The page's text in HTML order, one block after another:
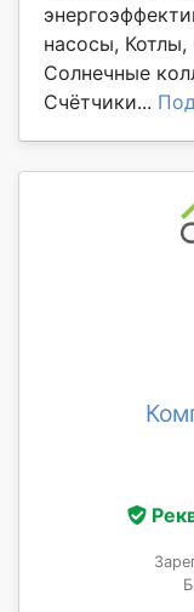
насосы,
Солнечные
Счётчики...